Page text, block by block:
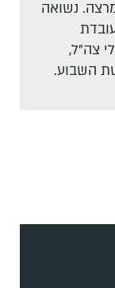
נשואה
צה"ל,
השבוע.